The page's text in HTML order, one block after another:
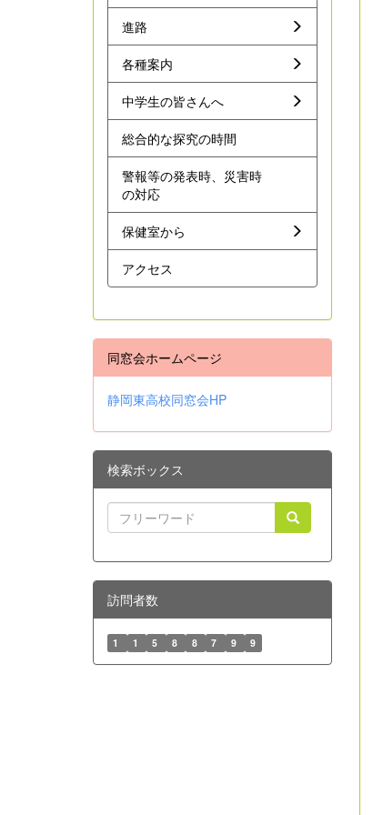
進路
各種案内
中学生の皆さんへ
総合的な探究の時間
警報等の発表時、災害時
の対応
保健室から
アクセス
同窓会ホームページ
静岡東高校同窓会HP
検索ボックス
訪問者数
1 1 5 8 8 7 9 9